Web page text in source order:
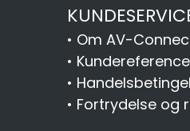
• Om AV-
•
•
• Fortrydelse og